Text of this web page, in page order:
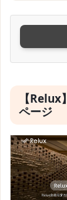
【
ページ